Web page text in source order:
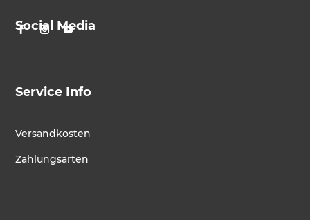
Social Media
Service Info
Versandkosten
Zahlungsarten